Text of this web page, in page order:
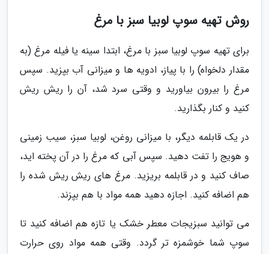
روش تهیه سوپ لوبیا سبز با مرغ
برای تهیه سوپ لوبیا سبز با مرغ، ابتدا سینه یا فیله مرغ (به
مقدار دلخواه) را با پیاز، ادویه ها و میزانی آب بپزید. سپس
مرغ را بیرون بیاورید و وقتی سرد شد، آن را ریش ریش
کنید و کنار بگذارید.
در یک قابلمه دیگر، با میزانی روغن، لوبیا سبز، سیب زمینی
و هویج را تفت دهید. سپس آبی که مرغ را در آن پخته اید،
صاف کنید و در قابلمه بریزید. مرغ های ریش ریش شده را
هم اضافه کنید. اجازه دهید همه مواد با هم بپزند.
می توانید سبزیجات معطر خشک یا تازه هم اضافه کنید تا
سوپ شما خوشمزه تر گردد. وقتی همه مواد روی حرارت